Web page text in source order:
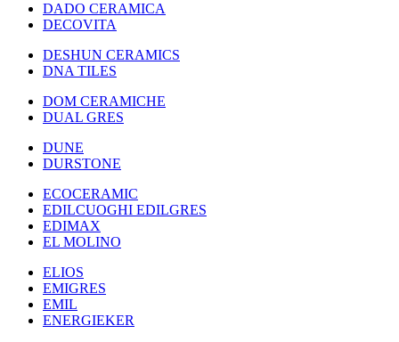
DADO CERAMICA
DECOVITA
DESHUN CERAMICS
DNA TILES
DOM CERAMICHE
DUAL GRES
DUNE
DURSTONE
ECOCERAMIC
EDILCUOGHI EDILGRES
EDIMAX
EL MOLINO
ELIOS
EMIGRES
EMIL
ENERGIEKER